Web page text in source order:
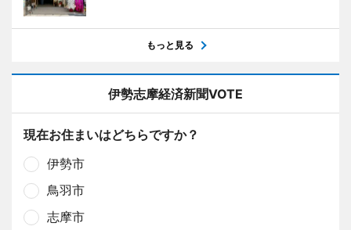
もっと見る
伊勢志摩経済新聞VOTE
現在お住まいはどちらですか？
伊勢市
鳥羽市
志摩市